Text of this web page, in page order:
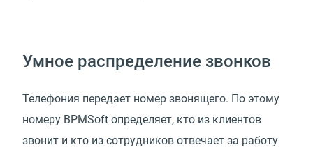
Умное распределение звонков
Телефония передает номер звонящего. По этому
номеру BPMSoft определяет, кто из клиентов
звонит и кто из сотрудников отвечает за работу